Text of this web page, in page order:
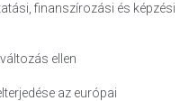
finanszírozási és képzési
ellen
az európai